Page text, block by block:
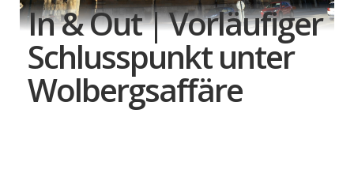
In & Out | Vorläufiger
Schlusspunkt unter
Wolbergsaffäre